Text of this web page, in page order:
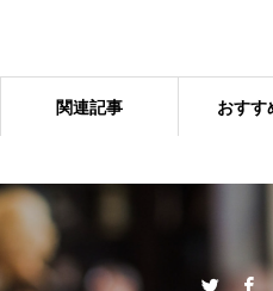
出張シェフサービスならでは
関連記事 おすす